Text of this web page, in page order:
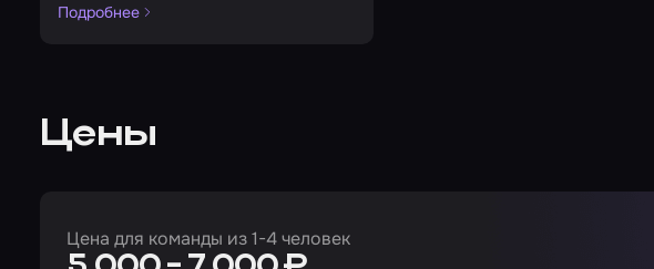
Подробнее
Цены
Цена для команды из 1-4 человек